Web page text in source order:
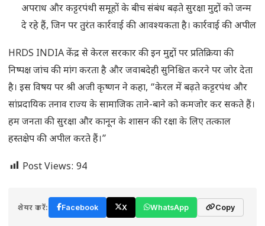
अपराध और कट्टरपंथी समूहों के बीच संबंध बढ़ते सुरक्षा मुद्दों को जन्म
दे रहे हैं, जिन पर तुरंत कार्रवाई की आवश्यकता है। कार्रवाई की अपील
HRDS INDIA केंद्र से केरल सरकार की इन मुद्दों पर प्रतिक्रिया की
निष्पक्ष जांच की मांग करता है और जवाबदेही सुनिश्चित करने पर जोर देता
है। इस विषय पर श्री अजी कृष्णन ने कहा, “केरल में बढ़ते कट्टरपंथ और
सांप्रदायिक तनाव राज्य के सामाजिक ताने-बाने को कमजोर कर सकते हैं।
हम जनता की सुरक्षा और कानून के शासन की रक्षा के लिए तत्काल
हस्तक्षेप की अपील करते हैं।”
Post Views: 94
शेयर करें: Facebook X WhatsApp Copy